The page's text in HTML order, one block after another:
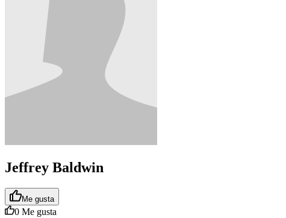
Jeffrey Baldwin
Me gusta
0 Me gusta